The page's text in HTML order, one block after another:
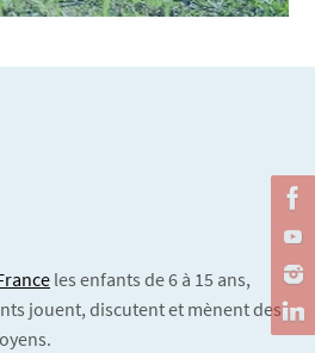
les enfants de 6 à 15 ans,
jouent, discutent et mènent des